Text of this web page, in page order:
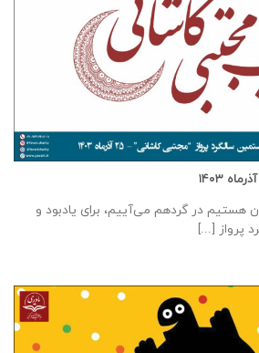
هستیم در گردهم می‌آییم، برای یادبود و
پرواز [...]